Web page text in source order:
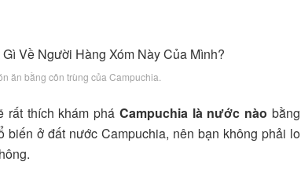
ăn bằng côn trùng của Campuchia.
rất thích khám phá Campuchia là nước nào bằng
ở đất nước Campuchia, nên bạn không phải lo